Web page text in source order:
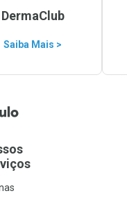
DermaClub
Saiba Mais >